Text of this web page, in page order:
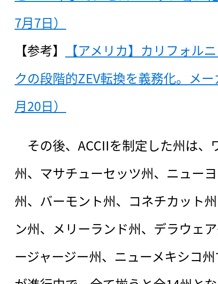
7月7日）
【参考】
【アメリカ】カリフォル
クの段階的ZEV転換を義務化。メ
月20日）
その後、ACCIIを制定した州は、
州、マサチューセッツ州、ニュー
州、バーモント州、コネチカット
ン州、メリーランド州、デラウェ
ージャージー州、ニューメキシコ